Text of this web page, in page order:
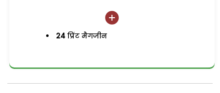
24 प्रिंट मैगजीन